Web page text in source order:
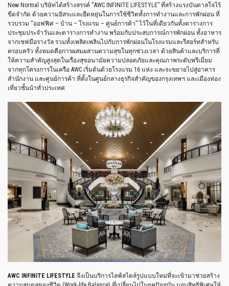
New Normal บริษัทได้สร้างสรรค์ “AWC INFINITE LIFESTYLE” ที่สร้างแรงบันดาลใจไร้
ขีดจำกัด ด้วยความอิสระและยืดหยุ่นในการใช้ชีวิตทั้งการทำงานและการพักผ่อน ที่
รวบรวม “ออฟฟิศ – บ้าน – โรงแรม – ศูนย์การค้า”ไว้ในที่เดียวกันทั้งตารางการ
ประชุมประจำวันและตารางการทำงาน พร้อมกับประสบการณ์การพักผ่อน ทั้งอาหาร
จากเชฟมือรางวัล รวมทั้งเพลิดเพลินไปกับการพักผ่อนในโรงแรมและรีสอร์ทสำหรับ
ครอบครัว ทั้งหมดคือการผสมผสานความสุขในทุกช่วงเวลา ด้วยสินค้าและบริการที่
ให้ความสำคัญสูงสุดในเรื่องสุขอนามัยความปลอดภัยและคุณภาพระดับพรีเมี่ยม
จากทุกโครงการในเครือ AWC เริ่มต้นด้วยโรงแรม 16 แห่ง และจะขยายไปสู่อาคาร
สำนักงาน และศูนย์การค้า ที่ตั้งในศูนย์กลางธุรกิจสำคัญของกรุงเทพฯ และเมืองท่อง
เที่ยวชั้นนำทั่วประเทศ
AWC INFINITE LIFESTYLE จึงเป็นบริการไลฟ์สไตล์รูปแบบใหม่ที่จะเข้ามาช่วยสร้าง